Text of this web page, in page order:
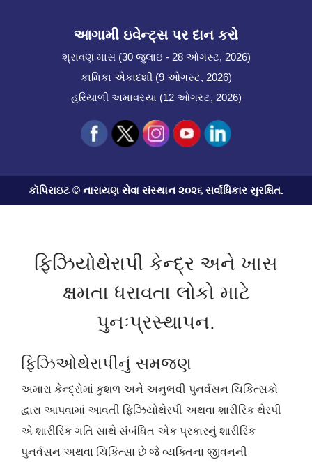
આગામી ઇવેન્ટ્સ પર દાન કરો
શ્રાવણ માસ (30 જુલાઇ - 28 ઓગસ્ટ, 2026)
કામિકા એકાદશી (9 ઓગસ્ટ, 2026)
હરિયાળી અમાવસ્યા (12 ઓગસ્ટ, 2026)
કૉપિરાઇટ © નારાયણ સેવા સંસ્થાન ૨૦૨૬ સર્વાધિકાર સુરક્ષિત.
ફિઝિયોથેરાપી કેન્દ્ર અને ખાસ
ક્ષમતા ધરાવતા લોકો માટે
પુનઃપ્રસ્થાપન.
ફિઝિઓથેરાપીનું સમજણ
અમારા કેન્દ્રોમાં કુશળ અને અનુભવી પુનર્વસન ચિકિત્સકો
દ્વારા આપવામાં આવતી ફિઝિયોથેરપી અથવા શારીરિક થેરપી
એ શારીરિક ગતિ સાથે સંબંધિત એક પ્રકારનું શારીરિક
પુનર્વસન અથવા ચિકિત્સા છે જે વ્યક્તિના જીવનની